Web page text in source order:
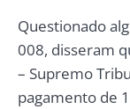
Questionado
008, disseram
– Supremo
pagamento de